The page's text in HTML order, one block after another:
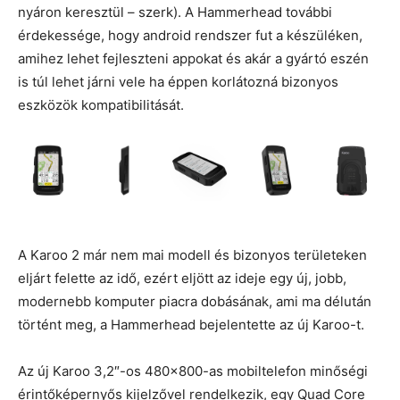
nyáron keresztül – szerk). A Hammerhead további
érdekessége, hogy android rendszer fut a készüléken,
amihez lehet fejleszteni appokat és akár a gyártó eszén
is túl lehet járni vele ha éppen korlátozná bizonyos
eszközök kompatibilitását.
A Karoo 2 már nem mai modell és bizonyos területeken
eljárt felette az idő, ezért eljött az ideje egy új, jobb,
modernebb komputer piacra dobásának, ami ma délután
történt meg, a Hammerhead bejelentette az új Karoo-t.
Az új Karoo 3,2″-os 480×800-as mobiltelefon minőségi
érintőképernyős kijelzővel rendelkezik, egy Quad Core